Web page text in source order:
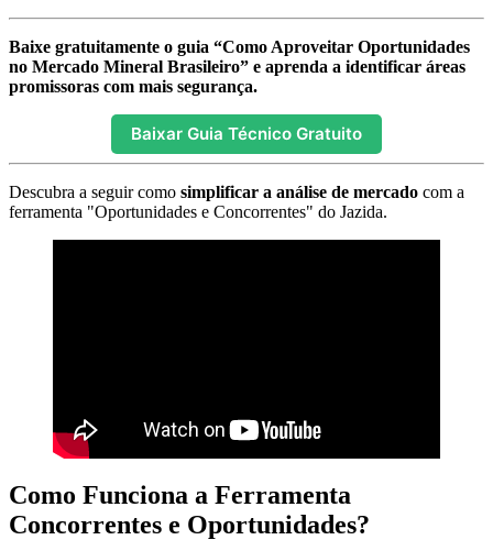
Baixe gratuitamente o guia “Como Aproveitar Oportunidades
no Mercado Mineral Brasileiro” e aprenda a identificar áreas
promissoras com mais segurança.
Baixar Guia Técnico Gratuito
Descubra a seguir como simplificar a análise de mercado com a
ferramenta "Oportunidades e Concorrentes" do Jazida.
Como Funciona a Ferramenta
Concorrentes e Oportunidades?